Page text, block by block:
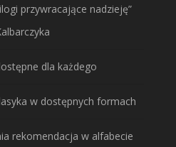
przywracające nadzieję”
dla każdego
w dostępnych formach
rekomendacja w alfabecie